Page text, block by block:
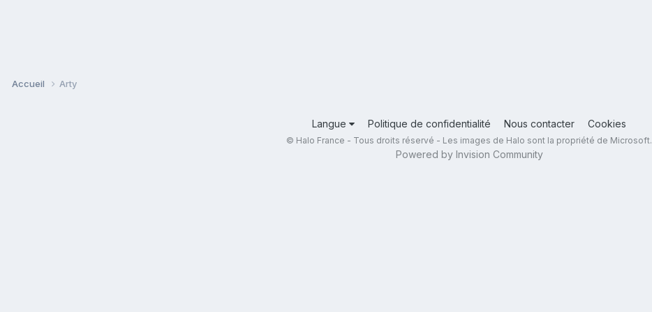
Accueil Arty
Langue Politique de confidentialité Nous contacter Cookies
© Halo France - Tous droits réservé - Les images de Halo sont la propriété de Microsoft.
Powered by Invision Community